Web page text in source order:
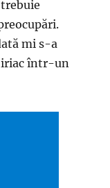
mi s-a
într-un